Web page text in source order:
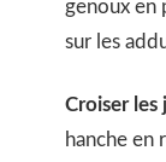
genoux en
sur les
Croiser les
hanche en